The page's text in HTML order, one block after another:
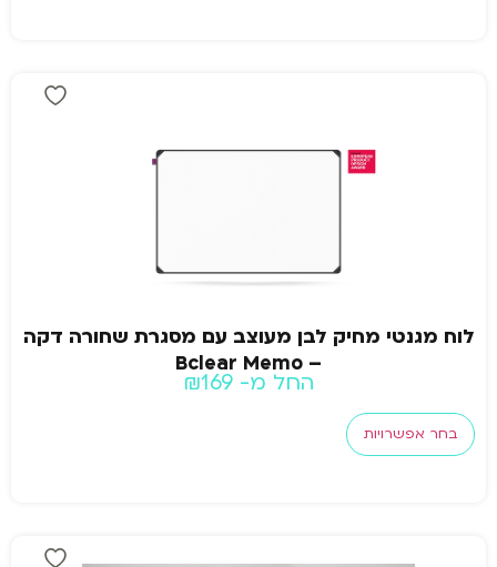
לוח מגנטי מחיק לבן מעוצב עם מסגרת שחורה דקה
– Bclear Memo
החל מ- ₪169
בחר אפשרויות